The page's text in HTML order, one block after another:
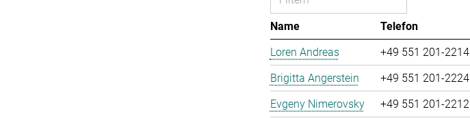
Name Telefon
Loren Andreas
+49 551 201-2214
Brigitta Angerstein
+49 551 201-2224
Evgeny Nimerovsky
+49 551 201-2212